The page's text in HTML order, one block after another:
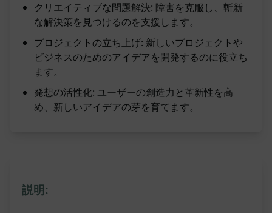
クリエイティブな問題解決: 障害を克服し、斬新
な解決策を見つけるのを支援します。
プロジェクトの立ち上げ: 新しいプロジェクトや
ビジネスのためのアイデアを開発するのに役立ち
ます。
発想の活性化: ユーザーの創造力と革新性を高
め、新しいアイデアの芽を育てます。
説明: